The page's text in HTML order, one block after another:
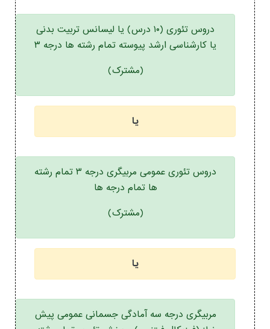
دروس تئوری (۱۰ درس) یا لیسانس تربیت بدنی
یا کارشناسی ارشد پیوسته تمام رشته ها درجه ۳
(مشترک)
یا
دروس تئوری عمومی مربیگری درجه ۳ تمام رشته
ها تمام درجه ها
(مشترک)
یا
مربیگری درجه سه آمادگی جسمانی عمومی پیش